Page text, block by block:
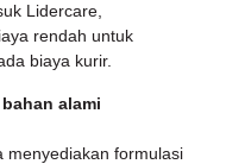
Lidercare,
rendah untuk
biaya kurir.
alami
menyediakan formulasi